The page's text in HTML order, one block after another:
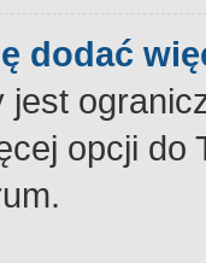
dodać
jest
opcji